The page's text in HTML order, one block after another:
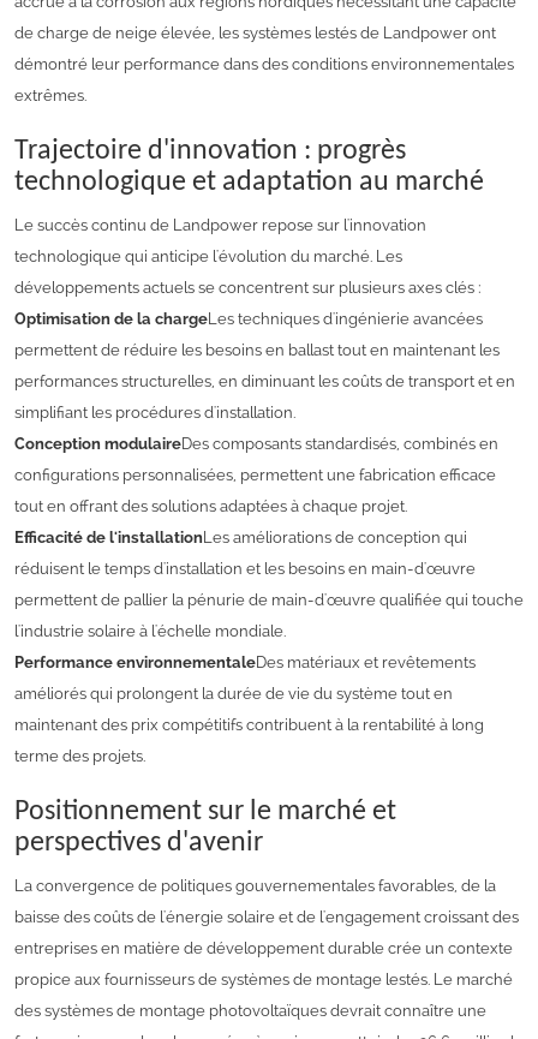
de charge de neige élevée, les systèmes lestés de Landpower ont
démontré leur performance dans des conditions environnementales
extrêmes.
Trajectoire d'innovation : progrès
technologique et adaptation au marché
Le succès continu de Landpower repose sur l'innovation
technologique qui anticipe l'évolution du marché. Les
développements actuels se concentrent sur plusieurs axes clés :
Optimisation de la chargeLes techniques d'ingénierie avancées
permettent de réduire les besoins en ballast tout en maintenant les
performances structurelles, en diminuant les coûts de transport et en
simplifiant les procédures d'installation.
Conception modulaireDes composants standardisés, combinés en
configurations personnalisées, permettent une fabrication efficace
tout en offrant des solutions adaptées à chaque projet.
Efficacité de l'installation Les améliorations de conception qui
réduisent le temps d'installation et les besoins en main-d'œuvre
permettent de pallier la pénurie de main-d'œuvre qualifiée qui touche
l'industrie solaire à l'échelle mondiale.
Performance environnementaleDes matériaux et revêtements
améliorés qui prolongent la durée de vie du système tout en
maintenant des prix compétitifs contribuent à la rentabilité à long
terme des projets.
Positionnement sur le marché et
perspectives d'avenir
La convergence de politiques gouvernementales favorables, de la
baisse des coûts de l'énergie solaire et de l'engagement croissant des
entreprises en matière de développement durable crée un contexte
propice aux fournisseurs de systèmes de montage lestés. Le marché
des systèmes de montage photovoltaïques devrait connaître une